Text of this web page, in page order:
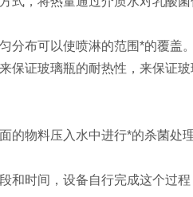
布可以使喷淋的范围*的覆盖
保证玻璃瓶的耐热性，来保证
物料压入水中进行*的杀菌处理
时间，设备自行完成这个过程